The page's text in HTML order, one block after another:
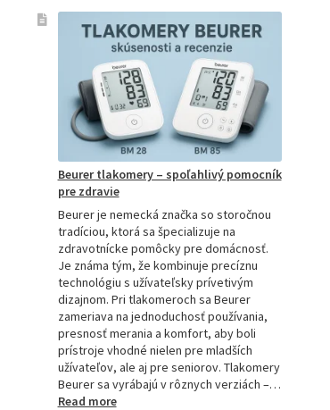
si
vybrať
tlakomer:
Kompletný
sprievodca
pre
domácnosti
aj
profesionálov
Beurer tlakomery – spoľahlivý pomocník
pre zdravie
Beurer je nemecká značka so storočnou
tradíciou, ktorá sa špecializuje na
zdravotnícke pomôcky pre domácnosť.
Je známa tým, že kombinuje precíznu
technológiu s užívateľsky prívetivým
dizajnom. Pri tlakomeroch sa Beurer
zameriava na jednoduchosť používania,
presnosť merania a komfort, aby boli
prístroje vhodné nielen pre mladších
užívateľov, ale aj pre seniorov. Tlakomery
Beurer sa vyrábajú v rôznych verziách –…
Read more: